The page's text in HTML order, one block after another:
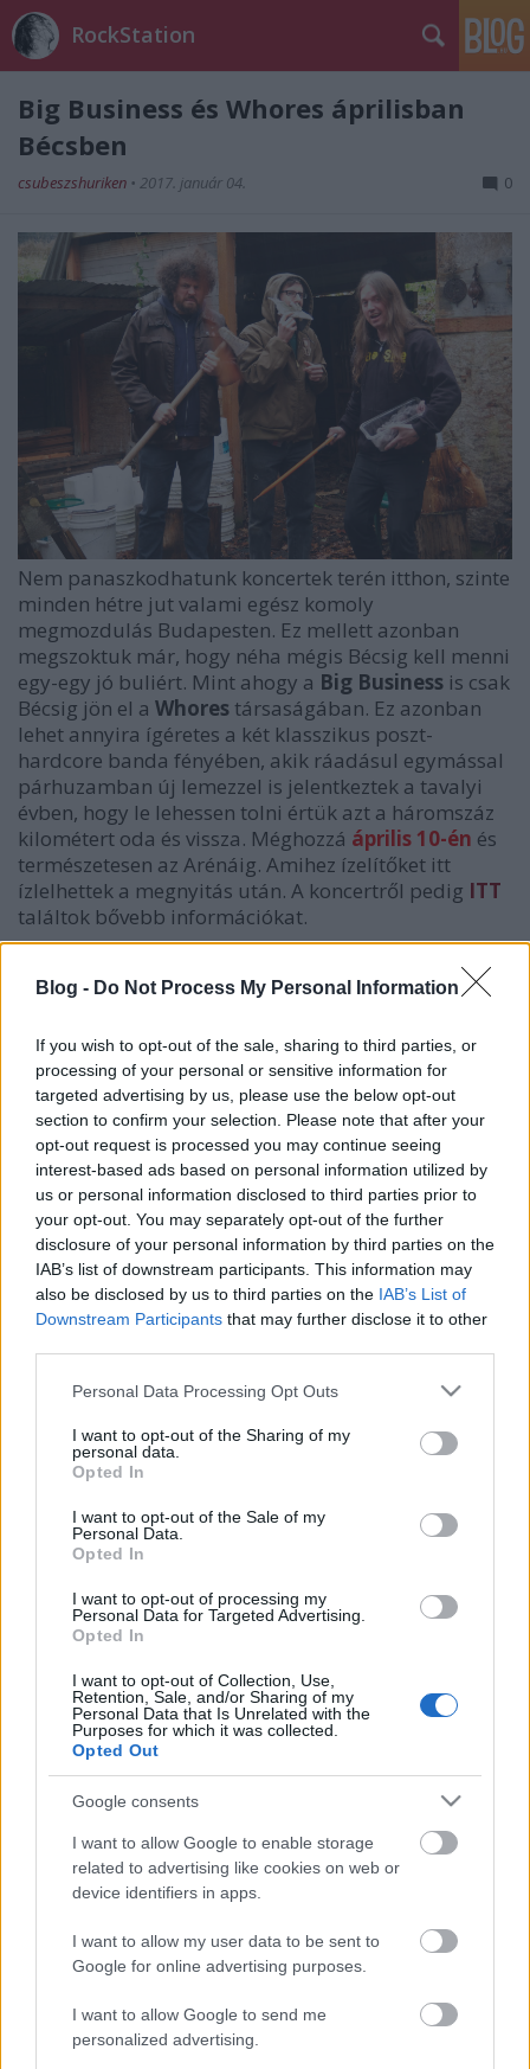
Blog - Do Not Process My Personal Information
If you wish to opt-out of the sale, sharing to third parties, or
processing of your personal or sensitive information for
targeted advertising by us, please use the below opt-out
section to confirm your selection. Please note that after your
opt-out request is processed you may continue seeing
interest-based ads based on personal information utilized by
us or personal information disclosed to third parties prior to
your opt-out. You may separately opt-out of the further
disclosure of your personal information by third parties on the
IAB’s list of downstream participants. This information may
also be disclosed by us to third parties on the IAB’s List of
Downstream Participants that may further disclose it to other
Please note that this website/app uses one or more Google
not limited to your visit or usage behaviour. You may click to
grant or deny consent to Google and its third-party tags to
use your data for below specified purposes in below Google
consent section.
Personal Data Processing Opt Outs
I want to opt-out of the Sharing of my
personal data.
Opted In
I want to opt-out of the Sale of my
Personal Data.
Opted In
I want to opt-out of processing my
Personal Data for Targeted Advertising.
Opted In
I want to opt-out of Collection, Use,
Retention, Sale, and/or Sharing of my
Personal Data that Is Unrelated with the
Purposes for which it was collected.
Opted Out
Google consents
I want to allow Google to enable storage
related to advertising like cookies on web or
device identifiers in apps.
I want to allow my user data to be sent to
Google for online advertising purposes.
I want to allow Google to send me
personalized advertising.
RockStation
Big Business és Whores áprilisban
Bécsben
csubeszshuriken • 2017. január 04. 0
Nem panaszkodhatunk koncertek terén itthon, szinte
minden hétre jut valami egész komoly
megmozdulás Budapesten. Ez mellett azonban
megszoktuk már, hogy néha mégis Bécsig kell menni
egy-egy jó buliért. Mint ahogy a Big Business is csak
Bécsig jön el a Whores társaságában. Ez azonban
lehet annyira ígéretes a két klasszikus poszt-
hardcore banda fényében, akik ráadásul egymással
párhuzamban új lemezzel is jelentkeztek a tavalyi
évben, hogy le lehessen tolni értük azt a háromszáz
kilométert oda és vissza. Méghozzá április 10-én és
természetesen az Arénáig. Amihez ízelítőket itt
ízlelhettek a megnyitás után. A koncertről pedig ITT
találtok bővebb információkat.
Címkék:whores big business